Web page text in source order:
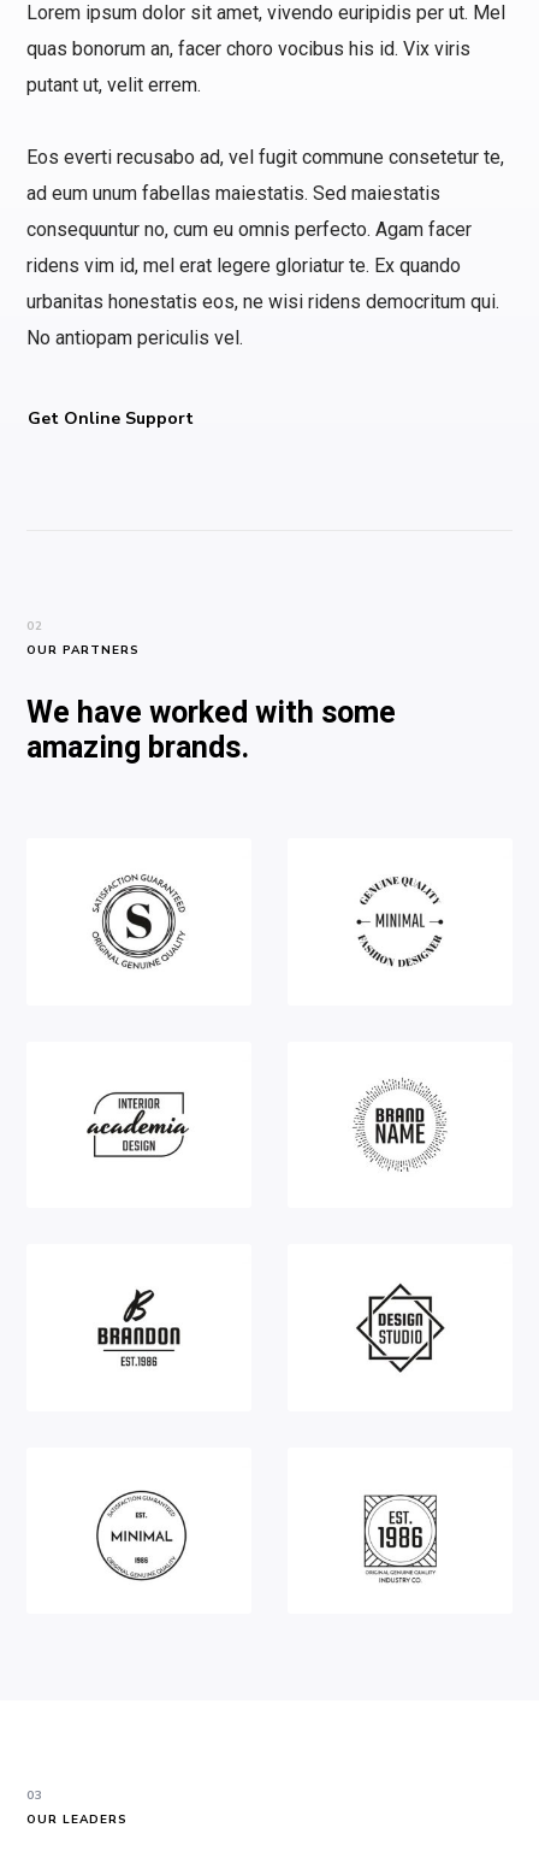
Lorem ipsum dolor sit amet, vivendo euripidis per ut. Mel
quas bonorum an, facer choro vocibus his id. Vix viris
putant ut, velit errem.
Eos everti recusabo ad, vel fugit commune consetetur te,
ad eum unum fabellas maiestatis. Sed maiestatis
consequuntur no, cum eu omnis perfecto. Agam facer
ridens vim id, mel erat legere gloriatur te. Ex quando
urbanitas honestatis eos, ne wisi ridens democritum qui.
No antiopam periculis vel.
Get Online Support
02
OUR PARTNERS
We have worked with some
amazing brands.
03
OUR LEADERS